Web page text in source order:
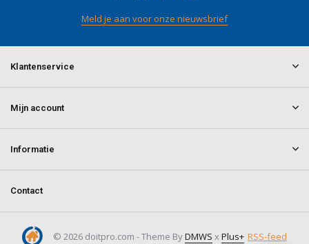
Meld je aan voor onze nieuwsbrief
Klantenservice
Mijn account
Informatie
Contact
© 2026 doitpro.com - Theme ByDMWS x Plus+ RSS-feed